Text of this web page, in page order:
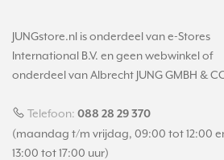
JUNGstore.nl is onderdeel van e-Stores
International B.V. en geen webwinkel of
onderdeel van Albrecht JUNG GMBH &
Telefoon: 088 28 29 370
(maandag t/m vrijdag, 09:00 tot 12:00
13:00 tot 17:00 uur)